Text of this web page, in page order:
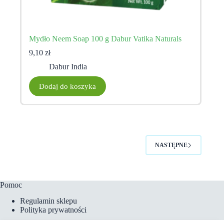
Mydło Neem Soap 100 g Dabur Vatika Naturals
9,10 zł
Dabur India
Dodaj do koszyka
NASTĘPNE
Pomoc
Regulamin sklepu
Polityka prywatności